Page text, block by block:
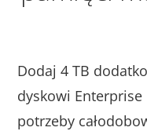
Dodaj 4 TB
dyskowi
potrzeby